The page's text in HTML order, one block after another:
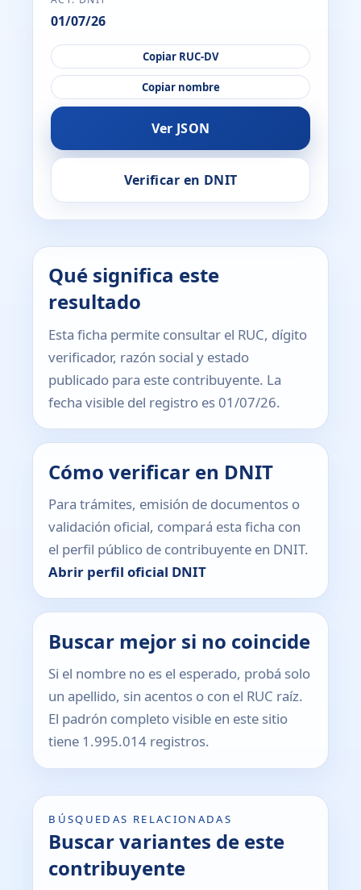
01/07/26
Copiar RUC-DV
Copiar nombre
Ver JSON
Verificar en DNIT
Qué significa este
resultado
Esta ficha permite consultar el RUC, dígito
verificador, razón social y estado
publicado para este contribuyente. La
fecha visible del registro es 01/07/26.
Cómo verificar en DNIT
Para trámites, emisión de documentos o
validación oficial, compará esta ficha con
el perfil público de contribuyente en DNIT.
Abrir perfil oficial DNIT
Buscar mejor si no coincide
Si el nombre no es el esperado, probá solo
un apellido, sin acentos o con el RUC raíz.
El padrón completo visible en este sitio
tiene 1.995.014 registros.
BÚSQUEDAS RELACIONADAS
Buscar variantes de este
contribuyente